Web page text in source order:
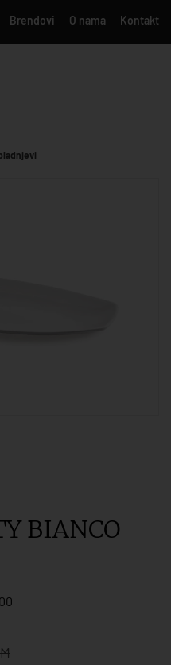
Brendovi O nama Kontakt
BIANCO